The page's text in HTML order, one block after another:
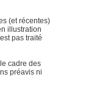
(et récentes)
illustration
pas traité
cadre des
préavis ni